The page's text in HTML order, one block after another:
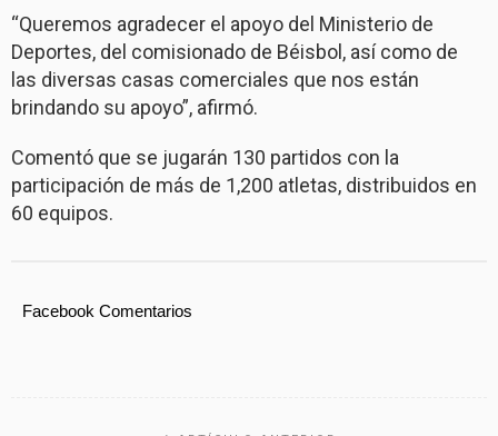
“Queremos agradecer el apoyo del Ministerio de
Deportes, del comisionado de Béisbol, así como de
las diversas casas comerciales que nos están
brindando su apoyo”, afirmó.
Comentó que se jugarán 130 partidos con la
participación de más de 1,200 atletas, distribuidos en
60 equipos.
Facebook Comentarios